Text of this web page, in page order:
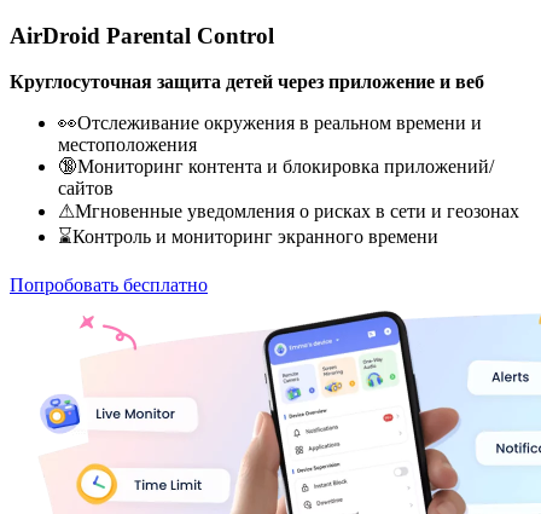
AirDroid Parental Control
Круглосуточная защита детей через приложение и веб
👀Отслеживание окружения в реальном времени и
местоположения
🔞Мониторинг контента и блокировка приложений/
сайтов
⚠Мгновенные уведомления о рисках в сети и геозонах
⌛Контроль и мониторинг экранного времени
Попробовать бесплатно